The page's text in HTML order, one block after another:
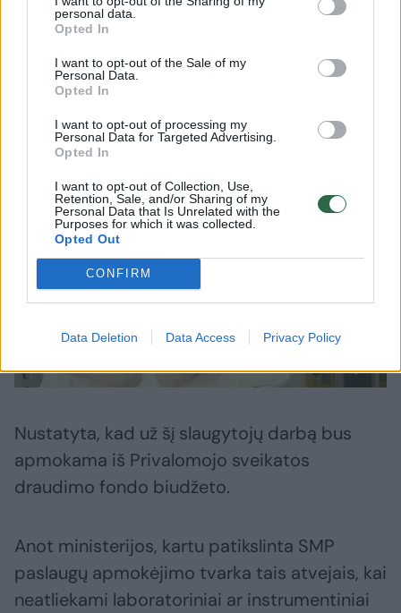
personal data.
Opted In
I want to opt-out of the Sale of my
Personal Data.
Opted In
I want to opt-out of processing my
Personal Data for Targeted Advertising.
Opted In
I want to opt-out of Collection, Use,
Retention, Sale, and/or Sharing of my
Personal Data that Is Unrelated with the
Purposes for which it was collected.
Opted Out
CONFIRM
Data Deletion Data Access Privacy Policy
skyriuose.
Medikai įspėja dėl pavojingų papildų:
nepakankamumas
Nustatyta, kad už šį slaugytojų darbą bus
apmokama iš Privalomojo sveikatos
draudimo fondo biudžeto.
Anot ministerijos, kartu patikslinta SMP
paslaugų apmokėjimo tvarka tais atvejais, kai
neatliekami laboratoriniai ar instrumentiniai